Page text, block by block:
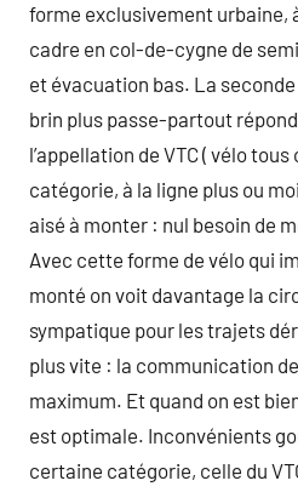
forme exclusivement urbaine,
cadre en col-de-cygne de
et évacuation bas. La
brin plus passe-partout
l’appellation de VTC ( vélo
catégorie, à la ligne plus ou
aisé à monter : nul besoin de
Avec cette forme de vélo qui
monté on voit davantage la
sympatique pour les trajets
plus vite : la communication de
maximum. Et quand on est
est optimale. Inconvénients
certaine catégorie, celle du